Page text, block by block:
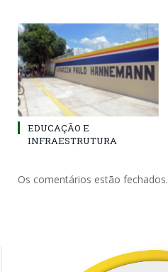
EDUCAÇÃO E
INFRAESTRUTURA
Os comentários estão fechados.